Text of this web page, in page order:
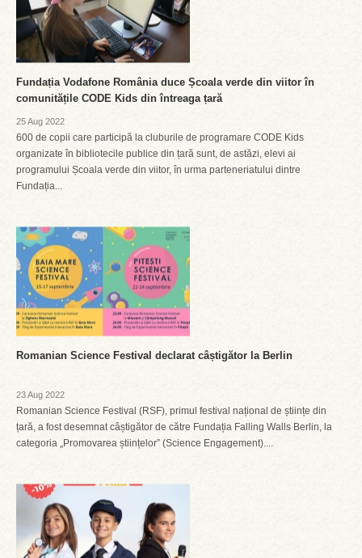
Fundația Vodafone România duce Școala verde din viitor în
comunitățile CODE Kids din întreaga țară
25 Aug 2022
600 de copii care participă la cluburile de programare CODE Kids
organizate în bibliotecile publice din țară sunt, de astăzi, elevi ai
programului Școala verde din viitor, în urma parteneriatului dintre
Fundația...
Romanian Science Festival declarat câștigător la Berlin
23 Aug 2022
Romanian Science Festival (RSF), primul festival național de științe din
țară, a fost desemnat câștigător de către Fundația Falling Walls Berlin, la
categoria „Promovarea științelor” (Science Engagement)....